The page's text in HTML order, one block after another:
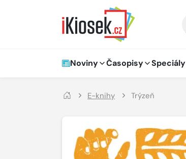
Hlavní navigace
Noviny Časopisy Speciály
E-knihy Trýzeň